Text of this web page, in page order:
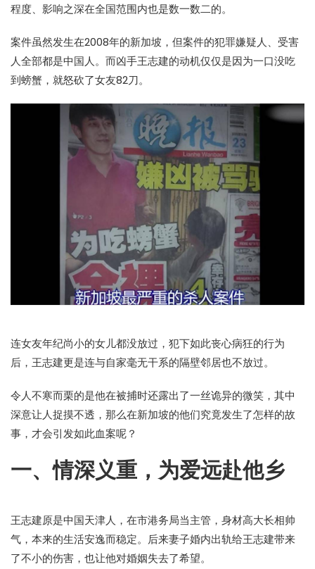
程度、影响之深在全国范围内也是数一数二的。
案件虽然发生在2008年的新加坡，但案件的犯罪嫌疑人、受害
人全部都是中国人。而凶手王志建的动机仅仅是因为一口没吃
到螃蟹，就怒砍了女友82刀。
连女友年纪尚小的女儿都没放过，犯下如此丧心病狂的行为
后，王志建更是连与自家毫无干系的隔壁邻居也不放过。
令人不寒而栗的是他在被捕时还露出了一丝诡异的微笑，其中
深意让人捉摸不透，那么在新加坡的他们究竟发生了怎样的故
事，才会引发如此血案呢？
一、情深义重，为爱远赴他乡
王志建原是中国天津人，在市港务局当主管，身材高大长相帅
气，本来的生活安逸而稳定。后来妻子婚内出轨给王志建带来
了不小的伤害，也让他对婚姻失去了希望。